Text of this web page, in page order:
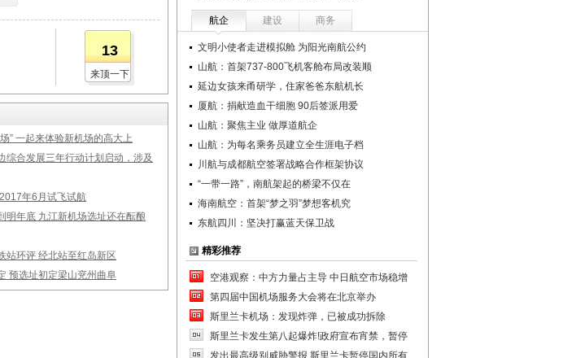
13
来顶一下
” 一起来体验新机场的高大上
综合发展三年行动计划启动，涉及
年6月试飞试航
明年底 九江新机场选址还在酝酿
站环评 经北站至红岛新区
预选址初定梁山兖州曲阜
航企 建设 商务
文明小使者走进模拟舱 为阳光南航公约
山航：首架737-800飞机客舱布局改装顺
延边女孩来甬研学，住家爸爸东航机长
厦航：捐献造血干细胞 90后签派用爱
山航：聚焦主业 做厚道航企
山航：为每名乘务员建立全生涯电子档
川航与成都航空签署战略合作框架协议
“一带一路”，南航架起的桥梁不仅在
海南航空：首架“梦之羽”梦想客机究
东航四川：坚决打赢蓝天保卫战
精彩推荐
空港观察：中方力量占主导 中日航空市场稳增
第四届中国机场服务大会将在北京举办
斯里兰卡机场：发现炸弹，已被成功拆除
斯里兰卡发生第八起爆炸!政府宣布宵禁，暂停
发出最高级别威胁警报 斯里兰卡暂停国内所有